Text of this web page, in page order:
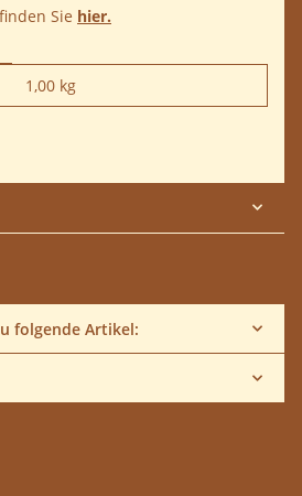
Sie hier.
1,00 kg
folgende Artikel: